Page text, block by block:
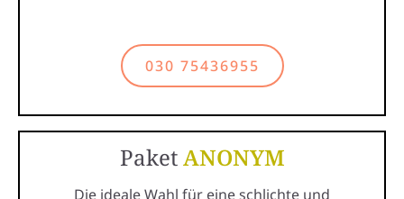
030 75436955
PaketANONYM
Die ideale Wahl für eine schlichte und